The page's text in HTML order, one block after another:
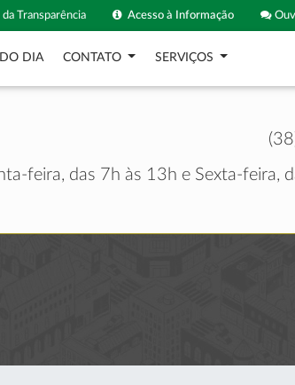
Acesso à Informação
Transparência
DIA CONTATO SERVIÇOS
feira, das 7h às 13h e Sexta-feira,